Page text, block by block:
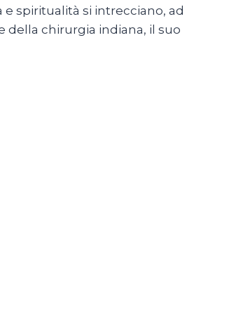
spiritualità si intrecciano, ad
della chirurgia indiana, il suo